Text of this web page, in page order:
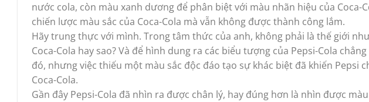
nước cola, còn màu xanh dương để phân biệt với màu nhãn hiệu của Coca-
chiến lược màu sắc của Coca-Cola mà vẫn không được thành công lắm.
Hãy trung thực với mình. Trong tâm thức của anh, không phải là thế giới
Coca-Cola hay sao? Và để hình dung ra các biểu tượng của Pepsi-Cola
đó, nhưng việc thiếu một màu sắc độc đáo tạo sự khác biệt đã khiến Pepsi
Coca-Cola.
Gần đây Pepsi-Cola đã nhìn ra được chân lý, hay đúng hơn là nhìn được